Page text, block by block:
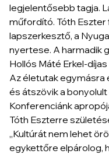
legjelentősebb tagja.
műfordító. Tóth Eszter
lapszerkesztő, a
nyertese. A harmadik
Hollós Máté Erkel-
Az életutak egymásra
és átszövik a
Konferenciánk
Tóth Eszterre
„Kultúrát nem lehet
egykettőre elpárolog,